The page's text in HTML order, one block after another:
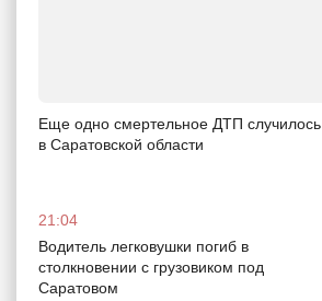
Еще одно смертельное ДТП случилось
в Саратовской области
21:04
Водитель легковушки погиб в
столкновении с грузовиком под
Саратовом